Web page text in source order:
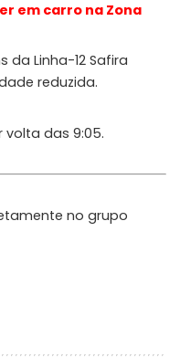
em carro na Zona
da Linha-12 Safira
reduzida.
das 9:05.
no grupo